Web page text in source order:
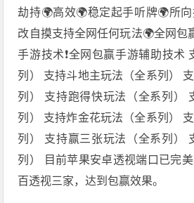
劫持🌍高效🌍稳定起手听牌🌍所
改自摸支持全网任何玩法🌍全网包赢
手游技术❗全网包赢手游辅助技术
列） 支持斗地主玩法（全系列）
列） 支持跑得快玩法（全系列）
列） 支持炸金花玩法（全系列）
列） 支持赢三张玩法（全系列）
列） 目前苹果安卓透视端口已完
百透视三家，达到包赢效果。